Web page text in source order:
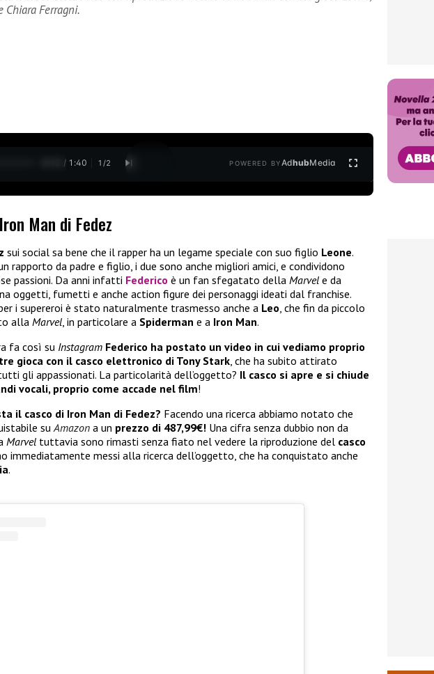
Chiara Ferragni.
0:13 / 1:40 1 /2 POWERED BYAdhubMedia
Man di Fedez
sui social sa bene che il rapper ha un legame speciale con suo figlio Leone.
rapporto da padre e figlio, i due sono anche migliori amici, e condividono
passioni. Da anni infatti Federico è un fan sfegatato della Marvel e da
oggetti, fumetti e anche action figure dei personaggi ideati dal franchise.
i supereroi è stato naturalmente trasmesso anche a Leo, che fin da piccolo
alla Marvel, in particolare a Spiderman e a Iron Man.
fa così su Instagram Federico ha postato un video in cui vediamo proprio
gioca con il casco elettronico di Tony Stark, che ha subito attirato
gli appassionati. La particolarità dell’oggetto? Il casco si apre e si chiude
vocali, proprio come accade nel film!
il casco di Iron Man di Fedez? Facendo una ricerca abbiamo notato che
suAmazon a un prezzo di 487,99€! Una cifra senza dubbio non da
Marvel tuttavia sono rimasti senza fiato nel vedere la riproduzione del casco
immediatamente messi alla ricerca dell’oggetto, che ha conquistato anche
.